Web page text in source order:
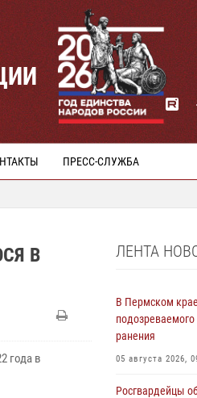
ПРЕСС-СЛУЖБА
В
года в
ЛЕНТА
В Пермском
ранения
05 августа 2026,
Росгвардейцы